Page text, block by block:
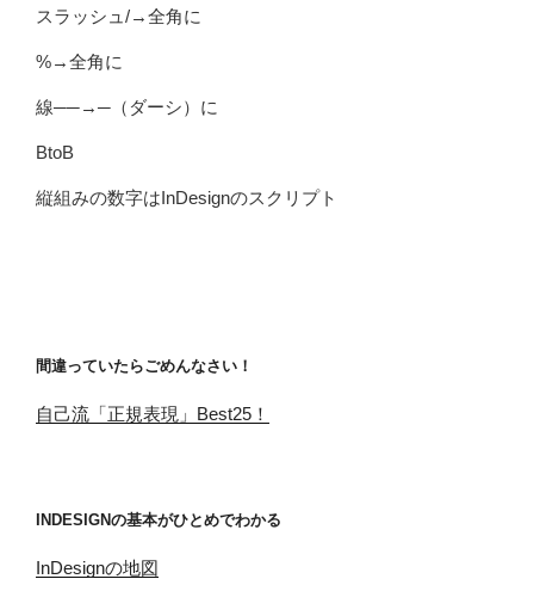
スラッシュ/→全角に
%→全角に
線──→─（ダーシ）に
BtoB
縦組みの数字はInDesignのスクリプト
間違っていたらごめんなさい！
自己流「正規表現」Best25！
INDESIGNの基本がひとめでわかる
InDesignの地図